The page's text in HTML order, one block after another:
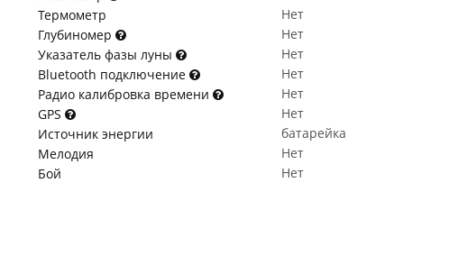
Термометр
Нет
Глубиномер
Нет
Указатель фазы луны
Нет
Bluetooth подключение
Нет
Радио калибровка времени
Нет
GPS
Нет
Источник энергии
батарейка
Мелодия
Нет
Бой
Нет